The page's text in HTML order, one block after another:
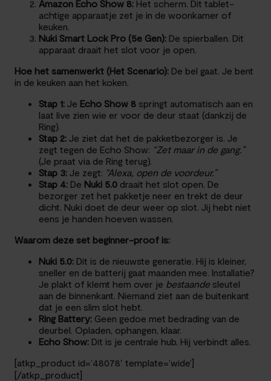
Amazon Echo Show 8: Het scherm. Dit tablet-
achtige apparaatje zet je in de woonkamer of
keuken.
Nuki Smart Lock Pro (5e Gen): De spierballen. Dit
apparaat draait het slot voor je open.
Hoe het samenwerkt (Het Scenario): De bel gaat. Je bent
in de keuken aan het koken.
Stap 1: Je Echo Show 8 springt automatisch aan en
laat live zien wie er voor de deur staat (dankzij de
Ring).
Stap 2: Je ziet dat het de pakketbezorger is. Je
zegt tegen de Echo Show: “Zet maar in de gang.”
(Je praat via de Ring terug).
Stap 3: Je zegt: “Alexa, open de voordeur.”
Stap 4: De Nuki 5.0 draait het slot open. De
bezorger zet het pakketje neer en trekt de deur
dicht. Nuki doet de deur weer op slot. Jij hebt niet
eens je handen hoeven wassen.
Waarom deze set beginner-proof is:
Nuki 5.0: Dit is de nieuwste generatie. Hij is kleiner,
sneller en de batterij gaat maanden mee. Installatie?
Je plakt of klemt hem over je bestaande sleutel
aan de binnenkant. Niemand ziet aan de buitenkant
dat je een slim slot hebt.
Ring Battery: Geen gedoe met bedrading van de
deurbel. Opladen, ophangen, klaar.
Echo Show: Dit is je centrale hub. Hij verbindt alles.
[atkp_product id=’48078′ template=’wide’]
[/atkp_product]